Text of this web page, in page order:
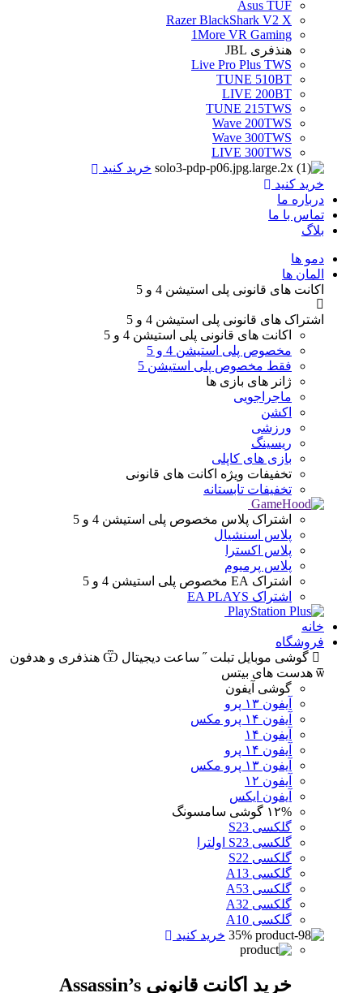
Asus TUF
Razer BlackShark V2 X
1More VR Gaming
هنذفری JBL
Live Pro Plus TWS
TUNE 510BT
LIVE 200BT
TUNE 215TWS
Wave 200TWS
Wave 300TWS
LIVE 300TWS
خرید کنید
خرید کنید
درباره ما
تماس با ما
بلاگ
Menu
دمو ها
المان ها
اکانت های قانونی پلی استیشن 4 و 5
اشتراک های قانونی پلی استیشن 4 و 5
اکانت های قانونی پلی استیشن 4 و 5
مخصوص پلی استیشن 4 و 5
فقط مخصوص پلی استیشن 5
ژانر های بازی ها
ماجراجویی
اکشن
ورزشی
ریسینگ
بازی های کاپلی
تخفیفات ویژه اکانت های قانونی
تخفیفات تابستانه
اشتراک پلاس مخصوص پلی استیشن 4 و 5
پلاس اسنشیال
پلاس اکسترا
پلاس پرمیوم
اشتراک EA
مخصوص پلی استیشن 4 و 5
اشتراک EA PLAYS
خانه
فروشگاه
گوشی موبایل تبلت ساعت دیجیتال
هنذفری و هدفون
هدست های بیتس
گوشی آیفون
آیفون ۱۳ پرو
آیفون ۱۴ پرو مکس
آیفون ۱۴
آیفون ۱۴ پرو
آیفون ۱۳ پرو مکس
آیفون ۱۲
آیفون ایکس
۱۲% گوشی سامسونگ
گلکسی S23
گلکسی S23 اولترا
گلکسی S22
گلکسی A13
گلکسی A53
گلکسی A32
گلکسی A10
35% خرید کنید
خرید اکانت قانونی Assassin’s